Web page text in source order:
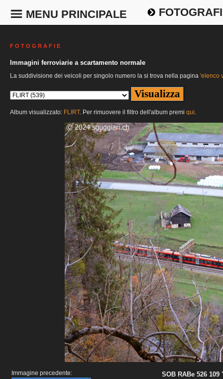
MENU PRINCIPALE
F O T O G R A F I E
Immagini ferroviarie a scartamento normale
La suddivisione dei veicoli per singolo numero la si trova nella pagina 'elenco
Album visualizzato: FLIRT. Per rimuovere il filtro dell'album premi qui.
Immagine precedente:
SOB RABe 526 109